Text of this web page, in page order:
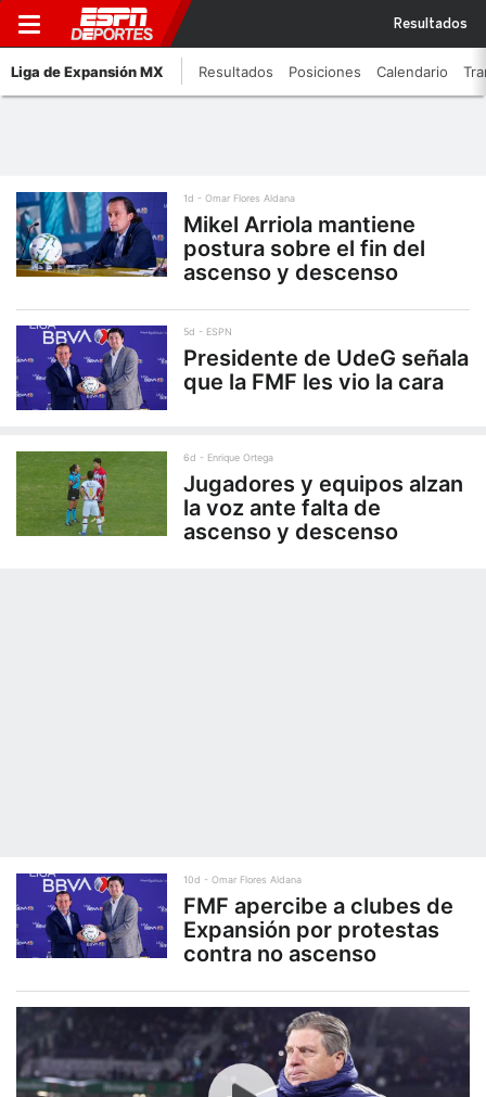
Resultados
Liga de Expansión MX Resultados Posiciones Calendario
1d Omar Flores Aldana
Mikel Arriola mantiene
postura sobre el fin del
ascenso y descenso
5d ESPN
Presidente de UdeG señala
que la FMF les vio la cara
6d Enrique Ortega
Jugadores y equipos alzan
la voz ante falta de
ascenso y descenso
10d Omar Flores Aldana
FMF apercibe a clubes de
Expansión por protestas
contra no ascenso